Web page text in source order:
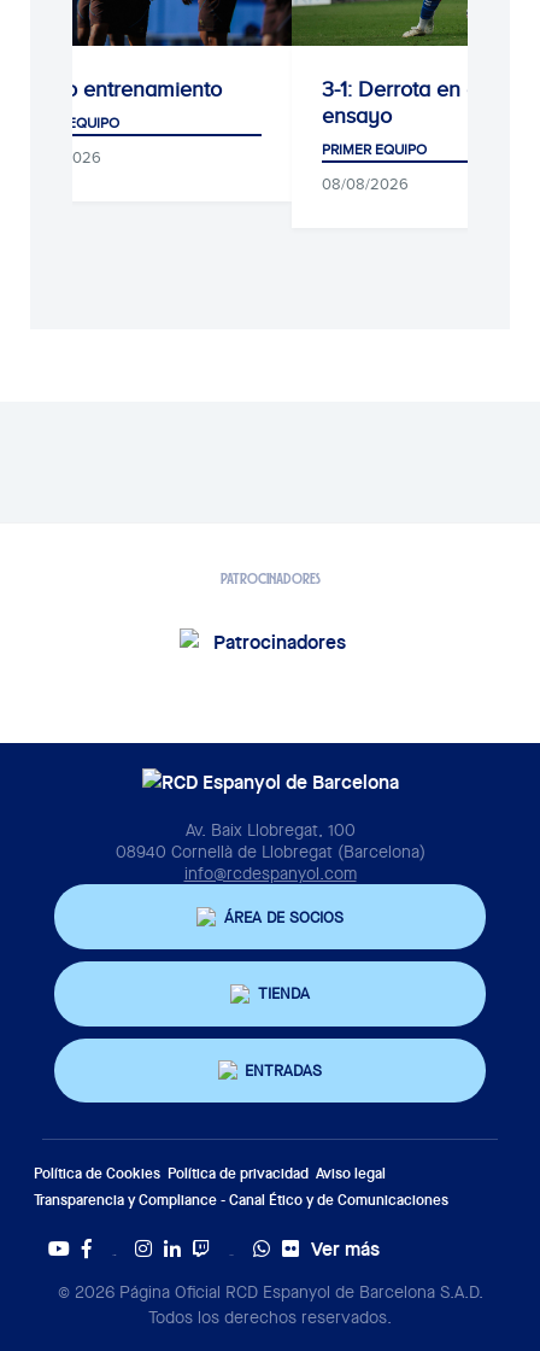
Último entrenamiento
PRIMER EQUIPO
09/08/2026
3-1: Derrota en el
ensayo
PRIMER EQUIPO
08/08/2026
PATROCINADORES
Av. Baix Llobregat, 100
08940 Cornellà de Llobregat (Barcelona)
info@rcdespanyol.com
ÁREA DE SOCIOS
TIENDA
ENTRADAS
Política de Cookies Política de privacidad Aviso legal
Transparencia y Compliance - Canal Ético y de Comunicaciones
Ver más
© 2026 Página Oficial RCD Espanyol de Barcelona S.A.D.
Todos los derechos reservados.